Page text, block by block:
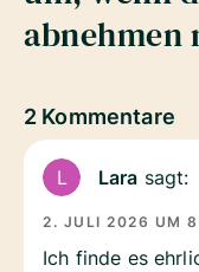
abnehmen
2 Kommentare
Lara sagt:
2. JULI 2026 UM
Ich finde es